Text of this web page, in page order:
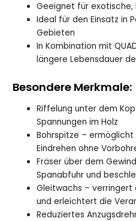
Geeignet für
Ideal für den Einsatz in
Gebieten
In Kombination mit
längere Lebensdauer
Besondere Merkmale:
Riffelung unter dem
Spannungen im Holz
Bohrspitze – ermöglicht
Eindrehen ohne
Fräser über dem
Spanabfuhr und
Gleitwachs – verringert
und erleichtert die
Reduziertes